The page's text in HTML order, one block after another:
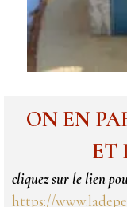
ON EN
ET
cliquez sur le lien
https://